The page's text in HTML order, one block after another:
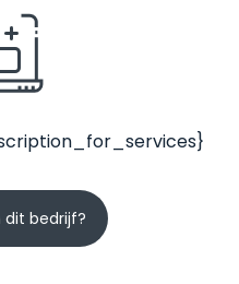
dit bedrijf?